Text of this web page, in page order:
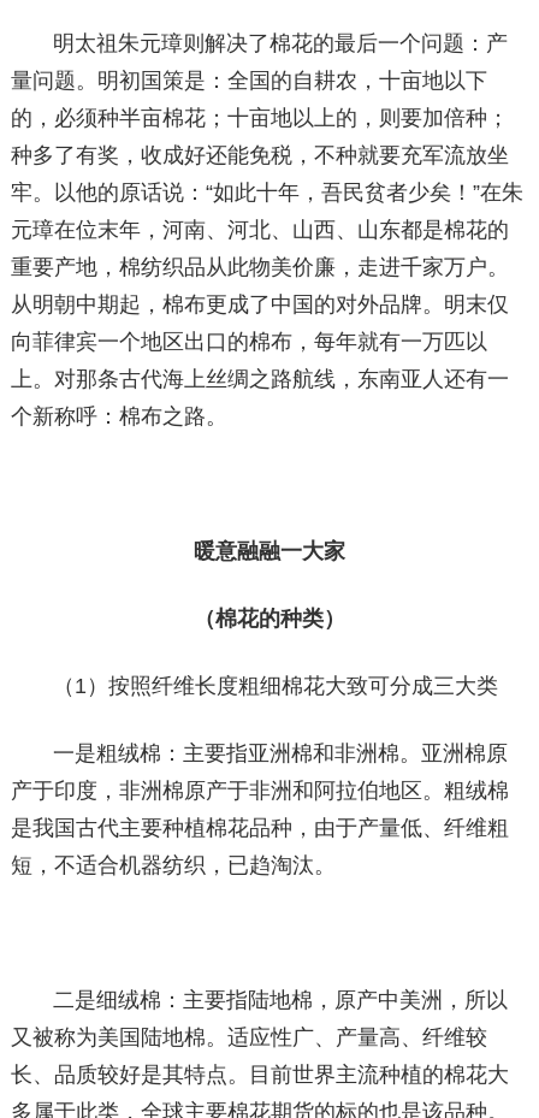
明太祖朱元璋则解决了棉花的最后一个问题：产
量问题。明初国策是：全国的自耕农，十亩地以下
的，必须种半亩棉花；十亩地以上的，则要加倍种；
种多了有奖，收成好还能免税，不种就要充军流放坐
牢。以他的原话说：“如此十年，吾民贫者少矣！”在朱
元璋在位末年，河南、河北、山西、山东都是棉花的
重要产地，棉纺织品从此物美价廉，走进千家万户。
从明朝中期起，棉布更成了中国的对外品牌。明末仅
向菲律宾一个地区出口的棉布，每年就有一万匹以
上。对那条古代海上丝绸之路航线，东南亚人还有一
个新称呼：棉布之路。
暖意融融一大家
（棉花的种类）
（1）按照纤维长度粗细棉花大致可分成三大类
一是粗绒棉：主要指亚洲棉和非洲棉。亚洲棉原
产于印度，非洲棉原产于非洲和阿拉伯地区。粗绒棉
是我国古代主要种植棉花品种，由于产量低、纤维粗
短，不适合机器纺织，已趋淘汰。
二是细绒棉：主要指陆地棉，原产中美洲，所以
又被称为美国陆地棉。适应性广、产量高、纤维较
长、品质较好是其特点。目前世界主流种植的棉花大
多属于此类，全球主要棉花期货的标的也是该品种。